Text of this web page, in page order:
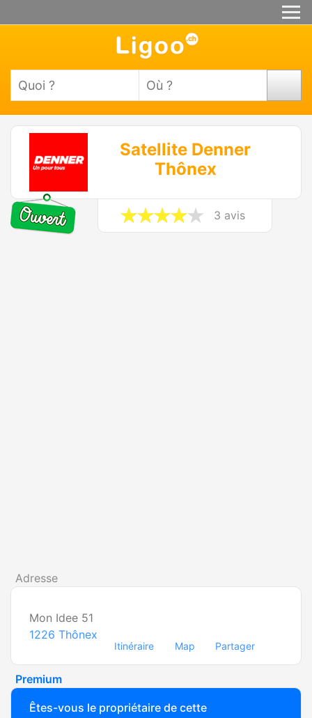
Satellite Denner
Thônex
3 avis
Adresse
Mon Idee 51
1226 Thônex
Itinéraire Map Partager
Premium
Êtes-vous le propriétaire de cette